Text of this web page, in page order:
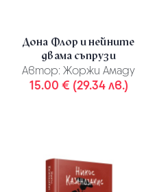
Дона Флор и нейните
двама съпрузи
Автор: Жоржи Амаду
15.00 € (29.34 лв.)